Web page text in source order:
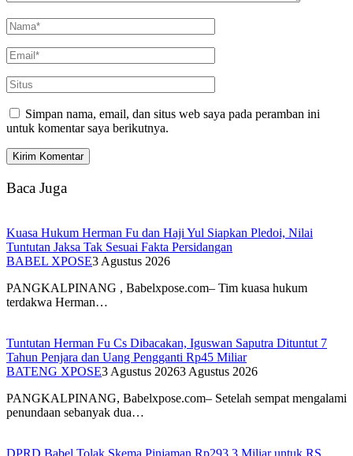
Simpan nama, email, dan situs web saya pada peramban ini
untuk komentar saya berikutnya.
Baca Juga
Kuasa Hukum Herman Fu dan Haji Yul Siapkan Pledoi, Nilai
Tuntutan Jaksa Tak Sesuai Fakta Persidangan
BABEL XPOSE3 Agustus 2026
PANGKALPINANG , Babelxpose.com– Tim kuasa hukum
terdakwa Herman…
Tuntutan Herman Fu Cs Dibacakan, Iguswan Saputra Dituntut 7
Tahun Penjara dan Uang Pengganti Rp45 Miliar
BATENG XPOSE3 Agustus 20263 Agustus 2026
PANGKALPINANG, Babelxpose.com– Setelah sempat mengalami
penundaan sebanyak dua…
DPRD Babel Tolak Skema Pinjaman Rp293,3 Miliar untuk RS